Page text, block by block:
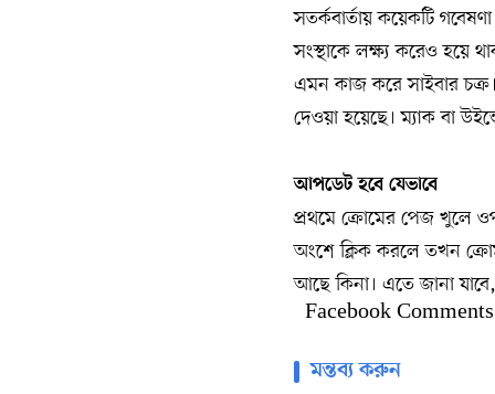
সতর্কবার্তায় কয়েকটি
সংস্থাকে লক্ষ্য করেও হয়ে
এমন কাজ করে সাইবার
দেওয়া হয়েছে। ম্যাক বা
আপডেট হবে যেভাবে
প্রথমে ক্রোমের পেজ খুলে
অংশে ক্লিক করলে তখন
আছে কিনা। এতে জানা
Facebook
মন্তব্য করুন